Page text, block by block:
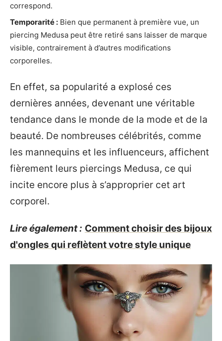
correspond.
Temporarité : Bien que permanent à première vue, un
piercing Medusa peut être retiré sans laisser de marque
visible, contrairement à d’autres modifications
corporelles.
En effet, sa popularité a explosé ces
dernières années, devenant une véritable
tendance dans le monde de la mode et de la
beauté. De nombreuses célébrités, comme
les mannequins et les influenceurs, affichent
fièrement leurs piercings Medusa, ce qui
incite encore plus à s’approprier cet art
corporel.
Lire également : Comment choisir des bijoux
d'ongles qui reflètent votre style unique